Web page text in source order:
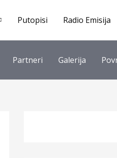
Putopisi Radio Emisija
Partneri Galerija